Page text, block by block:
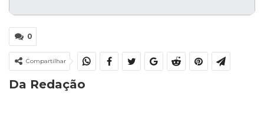
0
Compartilhar
Da Redação